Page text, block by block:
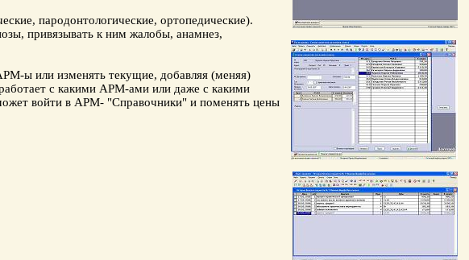
пародонтологические, ортопедические).
привязывать к ним жалобы, анамнез,
ы или изменять текущие, добавляя (меняя)
с какими АРМ-ами или даже с какими
войти в АРМ- "Справочники" и поменять цены